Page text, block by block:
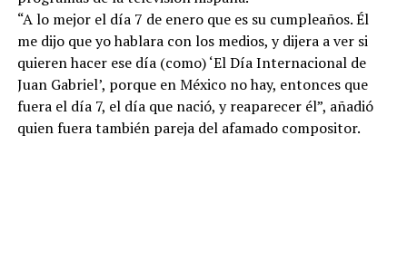
“A lo mejor el día 7 de enero que es su cumpleaños. Él
me dijo que yo hablara con los medios, y dijera a ver si
quieren hacer ese día (como) ‘El Día Internacional de
Juan Gabriel’, porque en México no hay, entonces que
fuera el día 7, el día que nació, y reaparecer él”, añadió
quien fuera también pareja del afamado compositor.